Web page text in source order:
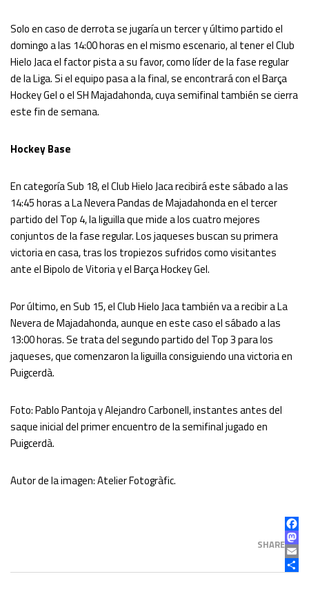
Solo en caso de derrota se jugaría un tercer y último partido el
domingo a las 14:00 horas en el mismo escenario, al tener el Club
Hielo Jaca el factor pista a su favor, como líder de la fase regular
de la Liga. Si el equipo pasa a la final, se encontrará con el Barça
Hockey Gel o el SH Majadahonda, cuya semifinal también se cierra
este fin de semana.
Hockey Base
En categoría Sub 18, el Club Hielo Jaca recibirá este sábado a las
14:45 horas a La Nevera Pandas de Majadahonda en el tercer
partido del Top 4, la liguilla que mide a los cuatro mejores
conjuntos de la fase regular. Los jaqueses buscan su primera
victoria en casa, tras los tropiezos sufridos como visitantes
ante el Bipolo de Vitoria y el Barça Hockey Gel.
Por último, en Sub 15, el Club Hielo Jaca también va a recibir a La
Nevera de Majadahonda, aunque en este caso el sábado a las
13:00 horas. Se trata del segundo partido del Top 3 para los
jaqueses, que comenzaron la liguilla consiguiendo una victoria en
Puigcerdà.
Foto: Pablo Pantoja y Alejandro Carbonell, instantes antes del
saque inicial del primer encuentro de la semifinal jugado en
Puigcerdà.
Autor de la imagen: Atelier Fotogràfic.
SHARE